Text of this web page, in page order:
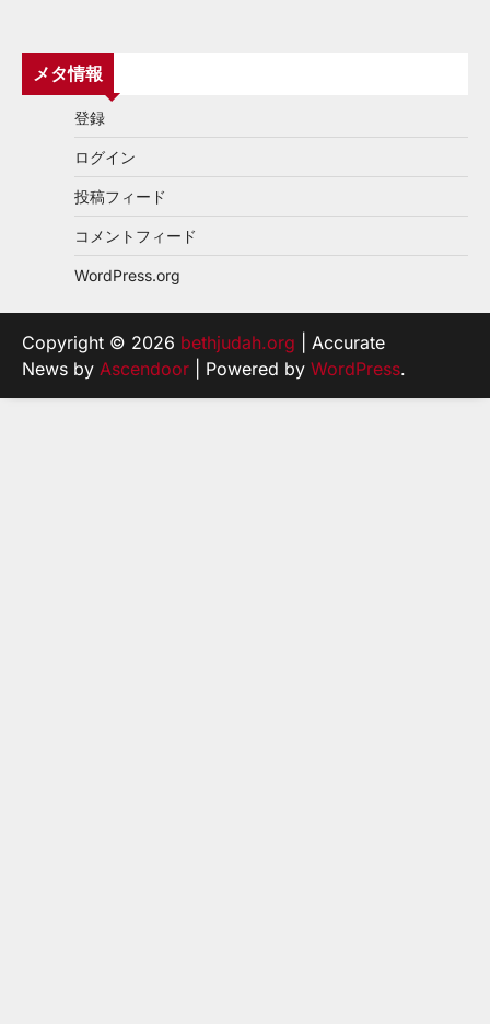
メタ情報
登録
ログイン
投稿フィード
コメントフィード
WordPress.org
Copyright © 2026 bethjudah.org | Accurate
News by Ascendoor | Powered by WordPress.